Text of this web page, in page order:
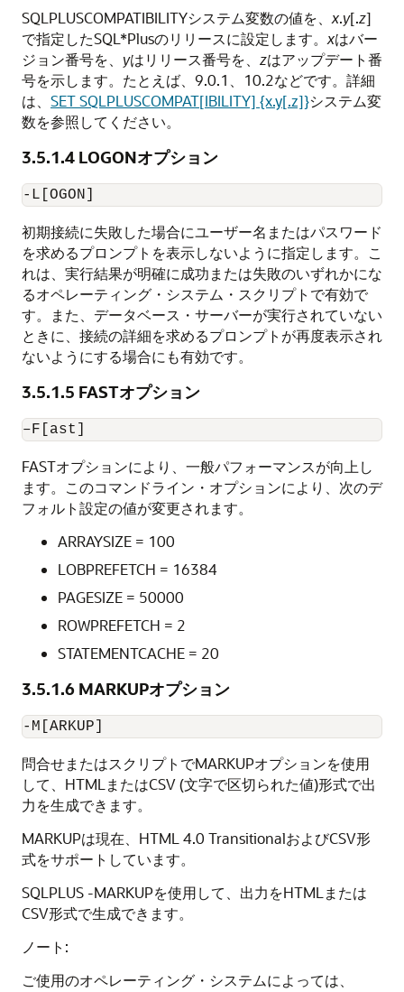
SQLPLUSCOMPATIBILITYシステム変数の値を、 x.y[.z]
で指定したSQL*Plusのリリースに設定します。 xはバー
ジョン番号を、 yはリリース番号を、 zはアップデート番
号を示します。たとえば、9.0.1、10.2などです。詳細
は、 SET SQLPLUSCOMPAT[IBILITY] {x.y[.z]}システム変
数を参照してください。
3.5.1.4 LOGONオプション
-L[OGON]
初期接続に失敗した場合にユーザー名またはパスワード
を求めるプロンプトを表示しないように指定します。こ
れは、実行結果が明確に成功または失敗のいずれかにな
るオペレーティング・システム・スクリプトで有効で
す。また、データベース・サーバーが実行されていない
ときに、接続の詳細を求めるプロンプトが再度表示され
ないようにする場合にも有効です。
3.5.1.5 FASTオプション
–F[ast]
FASTオプションにより、一般パフォーマンスが向上し
ます。このコマンドライン・オプションにより、次のデ
フォルト設定の値が変更されます。
ARRAYSIZE = 100
LOBPREFETCH = 16384
PAGESIZE = 50000
ROWPREFETCH = 2
STATEMENTCACHE = 20
3.5.1.6 MARKUPオプション
-M[ARKUP]
問合せまたはスクリプトでMARKUPオプションを使用
して、HTMLまたはCSV (文字で区切られた値)形式で出
力を生成できます。
MARKUPは現在、HTML 4.0 TransitionalおよびCSV形
式をサポートしています。
SQLPLUS -MARKUPを使用して、出力をHTMLまたは
CSV形式で生成できます。
ノート:
ご使用のオペレーティング・システムによっては、